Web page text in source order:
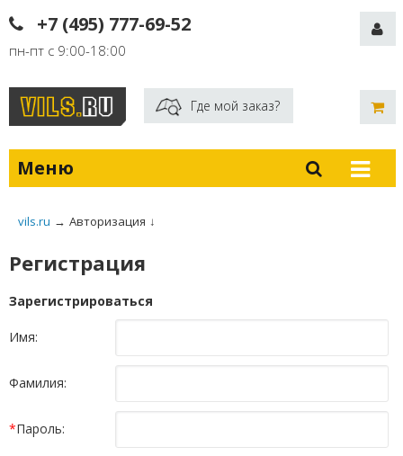
+7 (495) 777-69-52
пн-пт с 9:00-18:00
Где мой заказ?
Меню
vils.ru → Авторизация ↓
Регистрация
Зарегистрироваться
Имя:
Фамилия:
*Пароль: